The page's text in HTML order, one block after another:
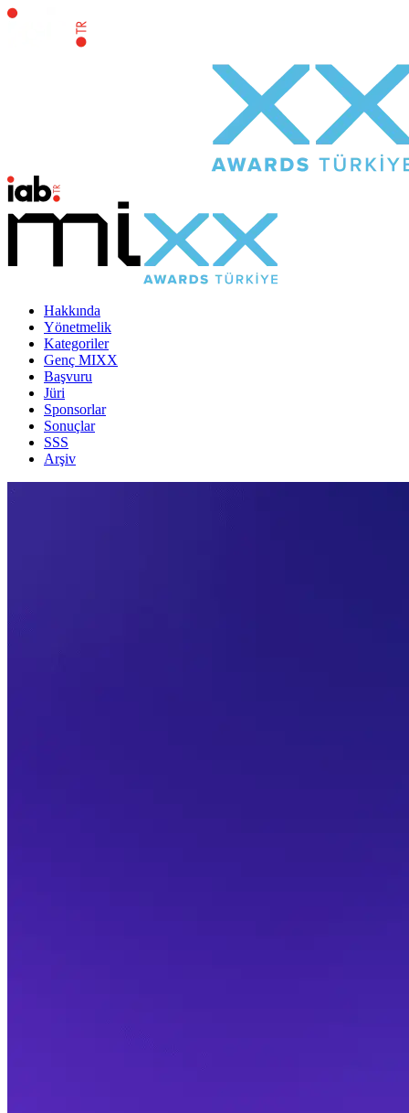
Hakkında
Yönetmelik
Kategoriler
Genç MIXX
Başvuru
Jüri
Sponsorlar
Sonuçlar
SSS
Arşiv